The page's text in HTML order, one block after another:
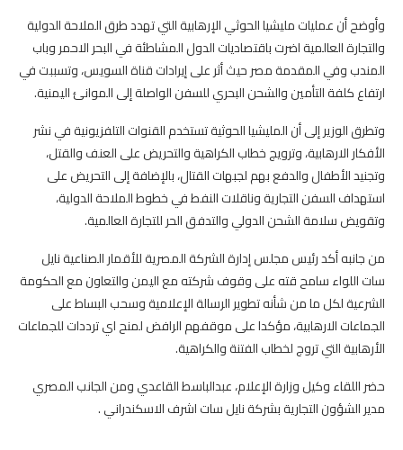
وأوضح أن عمليات مليشيا الحوثي الإرهابية التي تهدد طرق الملاحة الدولية
والتجارة العالمية اضرت باقتصاديات الدول المشاطئة في البحر الاحمر وباب
المندب وفي المقدمة مصر حيث أثر على إيرادات قناة السويس، وتسببت في
ارتفاع كلفة التأمين والشحن البحري للسفن الواصلة إلى الموانئ اليمنية.
وتطرق الوزير إلى أن المليشيا الحوثية تستخدم القنوات التلفزيونية في نشر
الأفكار الارهابية، وترويج خطاب الكراهية والتحريض على العنف والقتل،
وتجنيد الأطفال والدفع بهم لجبهات القتال، بالإضافة إلى التحريض على
استهداف السفن التجارية وناقلات النفط في خطوط الملاحة الدولية،
وتقويض سلامة الشحن الدولي والتدفق الحر للتجارة العالمية.
من جانبه أكد رئيس مجلس إدارة الشركة المصرية للأقمار الصناعية نايل
سات اللواء سامح قته على وقوف شركته مع اليمن والتعاون مع الحكومة
الشرعية لكل ما من شأنه تطوير الرسالة الإعلامية وسحب البساط على
الجماعات الارهابية، مؤكدا على موقفهم الرافض لمنح اي ترددات للجماعات
الأرهابية التي تروج لخطاب الفتنة والكراهية.
حضر اللقاء وكيل وزارة الإعلام، عبدالباسط القاعدي ومن الجانب المصري
مدير الشؤون التجارية بشركة نايل سات اشرف الاسكندراني .